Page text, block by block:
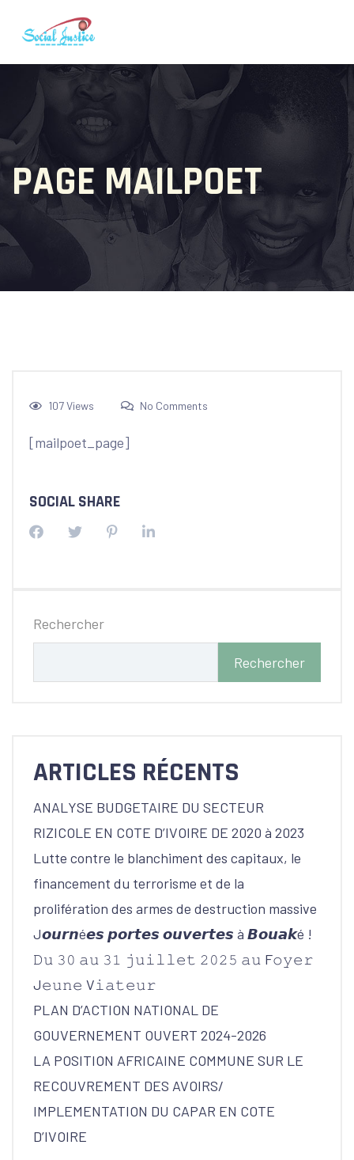
PAGE MAILPOET
107 Views No Comments
[mailpoet_page]
SOCIAL SHARE
Rechercher
Rechercher
ARTICLES RÉCENTS
ANALYSE BUDGETAIRE DU SECTEUR
RIZICOLE EN COTE D’IVOIRE DE 2020 à 2023
Lutte contre le blanchiment des capitaux, le
financement du terrorisme et de la
prolifération des armes de destruction massive
J𝙤𝙪𝙧𝙣é𝙚𝙨 𝙥𝙤𝙧𝙩𝙚𝙨 𝙤𝙪𝙫𝙚𝙧𝙩𝙚𝙨 à 𝘽𝙤𝙪𝙖𝙠é !
𝙳𝚞 𝟹𝟶 𝚊𝚞 𝟹𝟷 𝚓𝚞𝚒𝚕𝚕𝚎𝚝 𝟸𝟶𝟸𝟻 𝚊𝚞 F𝚘𝚢𝚎𝚛
J𝚎𝚞𝚗𝚎 V𝚒𝚊𝚝𝚎𝚞𝚛
PLAN D’ACTION NATIONAL DE
GOUVERNEMENT OUVERT 2024-2026
LA POSITION AFRICAINE COMMUNE SUR LE
RECOUVREMENT DES AVOIRS/
IMPLEMENTATION DU CAPAR EN COTE
D’IVOIRE